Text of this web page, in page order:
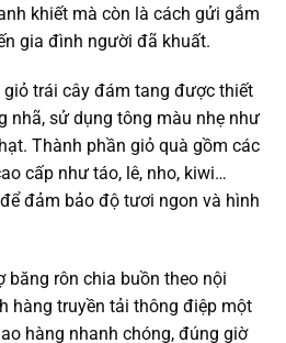
khiết mà còn là cách gửi gắm
gia đình người đã khuất.
giỏ trái cây đám tang được thiết
nhã, sử dụng tông màu nhẹ như
Thành phần giỏ quà gồm các
cấp như táo, lê, nho, kiwi…
đảm bảo độ tươi ngon và hình
băng rôn chia buồn theo nội
hàng truyền tải thông điệp một
hàng nhanh chóng, đúng giờ